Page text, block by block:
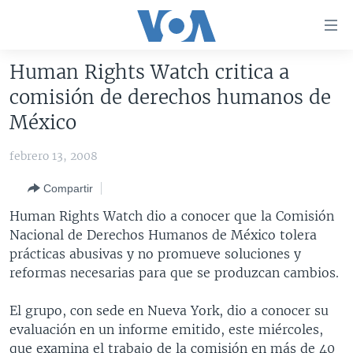
accesibilidad
al
contenido
Salte
principal
Salte
búsqueda
AMÉRICA DEL NORTE
EEUU
ELECCIONES EEUU 2024
VOA VERIFICA INMIGRACIÓN
VOA VERIFICA AMÉRICA LATINA
ARGENTINA
BOLIVIA
COLOMBIA
CHILE
PERÚ
ECUADOR
CHINA EN AMÉRICA LATINA
CENTROAMÉRICA
COSTA RICA
EL SALVADOR
GUATEMALA
HONDURAS
OTRAS SECCIONES
INMIGRACIÓN
LIBERTAD DE PRENSA
MUNDO
ESPECIALES DE LA VOA
LIBERTAD DE PRENSA
UCRANIA
Human Rights Watch critica a
comisión de derechos humanos de
México
febrero 13, 2008
Compartir
Human Rights Watch dio a conocer que la Comisión
Nacional de Derechos Humanos de México tolera
prácticas abusivas y no promueve soluciones y
reformas necesarias para que se produzcan cambios.
El grupo, con sede en Nueva York, dio a conocer su
evaluación en un informe emitido, este miércoles,
que examina el trabajo de la comisión en más de 40